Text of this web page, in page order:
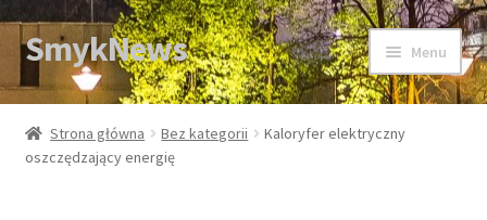
Przejdź
do
nawigacji
Przejdź
do
treści
SmykNews Menu
Strona główna
Strona główna Bez kategorii
Kaloryfer elektryczny
oszczędzający energię